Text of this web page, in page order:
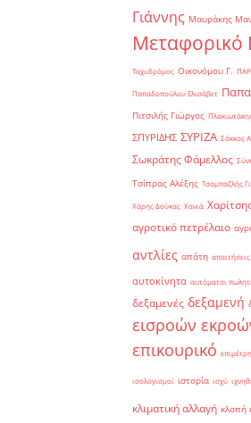
Γιάννης Μαυράκης
Μεταφορικό
Ταχυδρόμος Οικονόμου Γ.
Παπαδοπούλου Ελισάβετ
Πιτσιλής Γιώργος
ΣΠΥΡΙΔΗΣ ΣΥΡΙΖΑ Σάκκος
Σωκράτης Φάμελλος
Τσίπρας Αλέξης Τσαμπαζλής
Χάρης Δούκας Χανιά
αγροτικό πετρέλαιο
αντλίες απάτη απαιτήσεις
αυτοκίνητα αυτόματοι
δεξαμενές δεξαμενή
εισροών
επικουρικό
ισολογισμοί ιστορία ισχύ
κλιματική αλλαγή κλοπή